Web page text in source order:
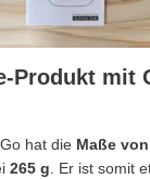
Produkt mit
hat die Maße
265 g . Er ist somit